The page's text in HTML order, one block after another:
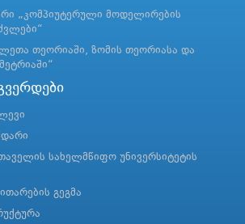
„კომპიუტერული მოდელირების
თეორიაში, ზომის თეორიასა და
სახელმწიფო უნივერსიტეტის
გეგმა